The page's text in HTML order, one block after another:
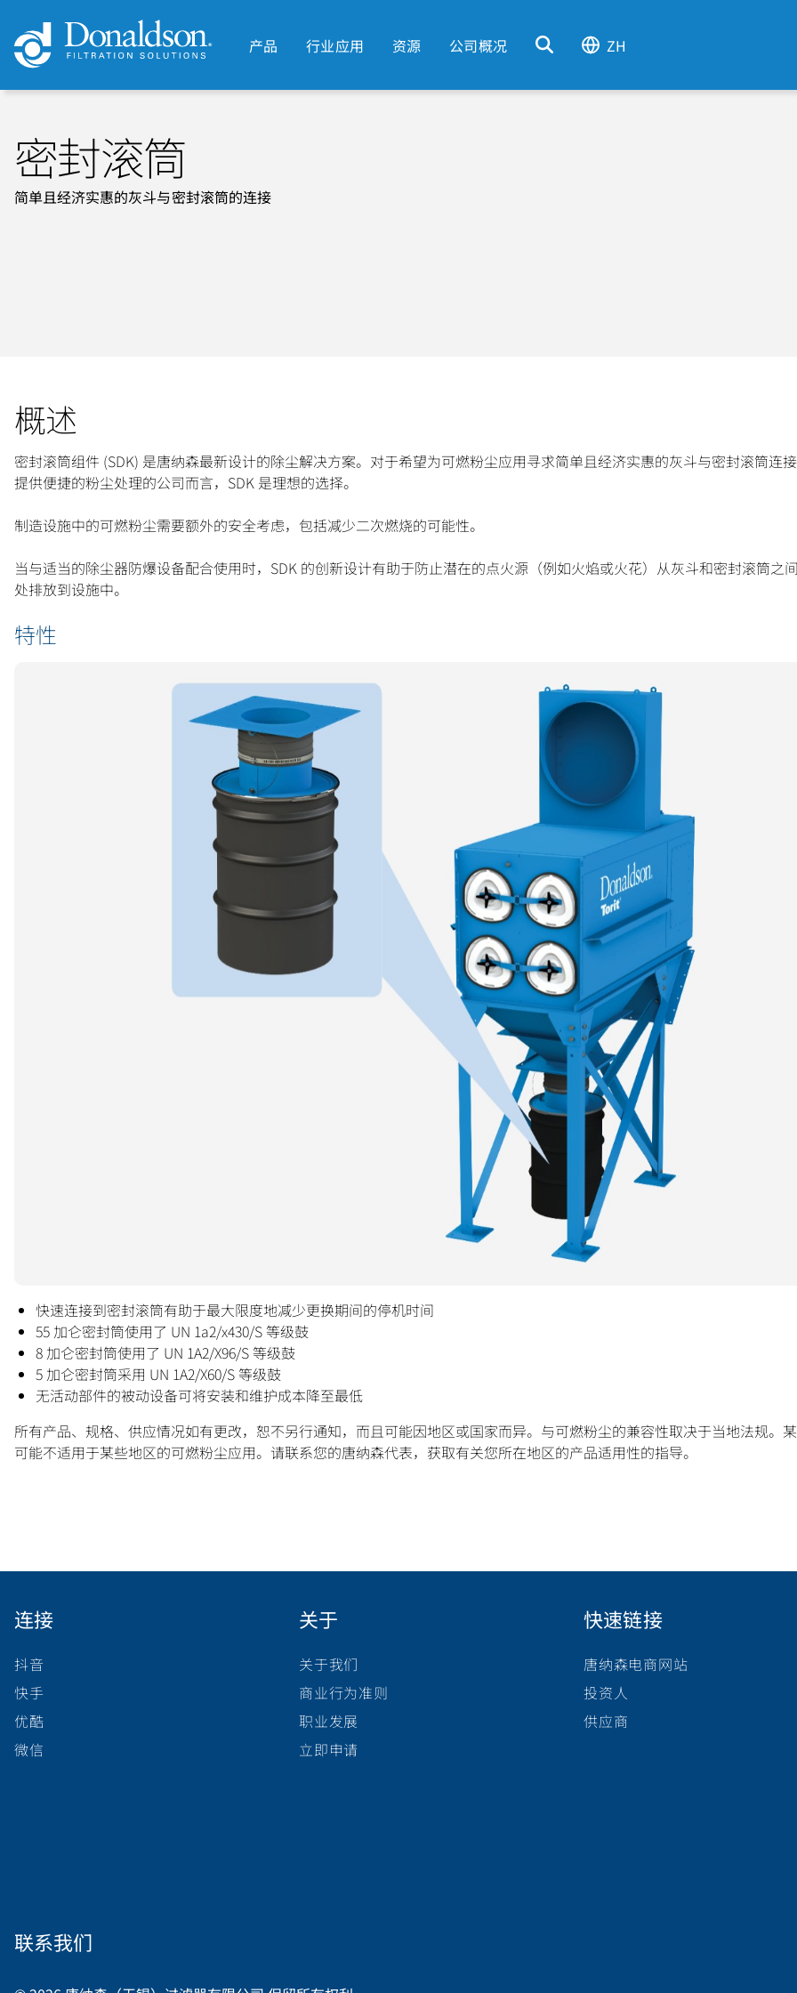
产品 行业应用 资源 公司概况 ZH
密封滚筒
简单且经济实惠的灰斗与密封滚筒的连接
概述
密封滚筒组件 (SDK) 是唐纳森最新设计的除尘解决方案。对于希望为可燃粉尘应用寻求简单且经济实惠的灰斗与密封滚筒连
提供便捷的粉尘处理的公司而言，SDK 是理想的选择。
制造设施中的可燃粉尘需要额外的安全考虑，包括减少二次燃烧的可能性。
当与适当的除尘器防爆设备配合使用时，SDK 的创新设计有助于防止潜在的点火源（例如火焰或火花）从灰斗和密封滚筒之
处排放到设施中。
特性
快速连接到密封滚筒有助于最大限度地减少更换期间的停机时间
55 加仑密封筒使用了 UN 1a2/x430/S 等级鼓
8 加仑密封筒使用了 UN 1A2/X96/S 等级鼓
5 加仑密封筒采用 UN 1A2/X60/S 等级鼓
无活动部件的被动设备可将安装和维护成本降至最低
所有产品、规格、供应情况如有更改，恕不另行通知，而且可能因地区或国家而异。与可燃粉尘的兼容性取决于当地法规。
可能不适用于某些地区的可燃粉尘应用。请联系您的唐纳森代表，获取有关您所在地区的产品适用性的指导。
连接
抖音
快手
优酷
微信
关于
关于我们
商业行为准则
职业发展
立即申请
快速链接
唐纳森电商网站
投资人
供应商
联系我们